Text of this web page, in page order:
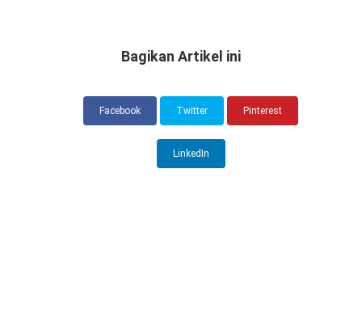
Bagikan Artikel ini
Facebook Twitter Pinterest
LinkedIn